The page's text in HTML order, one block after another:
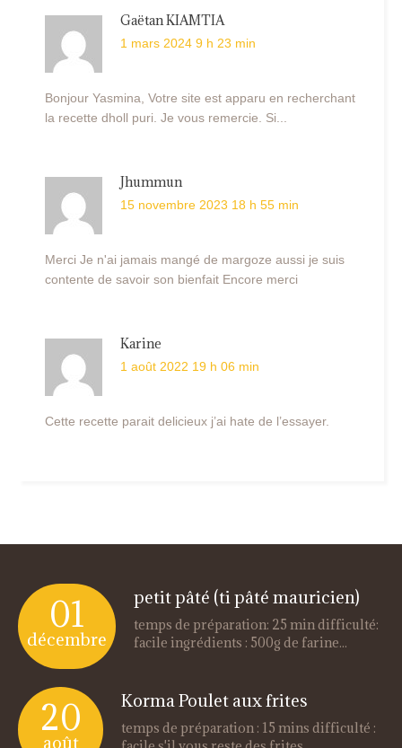
Gaëtan KIAMTIA
1 mars 2024 9 h 23 min
Bonjour Yasmina, Votre site est apparu en recherchant
la recette dholl puri. Je vous remercie. Si...
Jhummun
15 novembre 2023 18 h 55 min
Merci Je n'ai jamais mangé de margoze aussi je suis
contente de savoir son bienfait Encore merci
Karine
1 août 2022 19 h 06 min
Cette recette parait delicieux j’ai hate de l’essayer.
01
décembre
petit pâté (ti pâté mauricien)
temps de préparation: 25 min difficulté:
facile ingrédients : 500g de farine...
20
août
Korma Poulet aux frites
temps de préparation : 15 mins difficulté :